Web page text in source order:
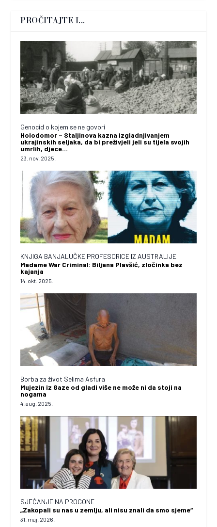
PROČITAJTE I...
Genocid o kojem se ne govori
Holodomor – Staljinova kazna izgladnjivanjem
ukrajinskih seljaka, da bi preživjeli jeli su tijela svojih
umrlih, djece…
23. nov. 2025.
KNJIGA BANJALUČKE PROFESORICE IZ AUSTRALIJE
Madame War Criminal: Biljana Plavšić, zločinka bez
kajanja
14. okt. 2025.
Borba za život Selima Asfura
Mujezin iz Gaze od gladi više ne može ni da stoji na
nogama
4. aug. 2025.
SJEĆANJE NA PROGONE
„Zakopali su nas u zemlju, ali nisu znali da smo sjeme“
31. maj. 2026.